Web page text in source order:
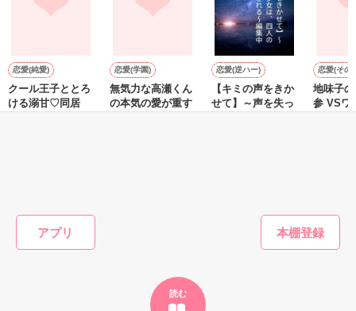
アプリ
読む
作品を読む
シゴデキで冷徹な上司が見せる素顔は、なぜか想像以上に甘く
※表紙も作中使用の画像も全てフリー素材です。
※執筆期間2026.6.3〜7.20完結です。
恋愛(純愛)
クール王子ととろ
ける溺甘♡同居
恋愛(学園)
無気力な高瀬くん
の本気の愛が重す
恋愛(逆ハー)
【キミの声をきか
せて】～声を失っ
恋愛(その
地味子
参 VSワガママ姫